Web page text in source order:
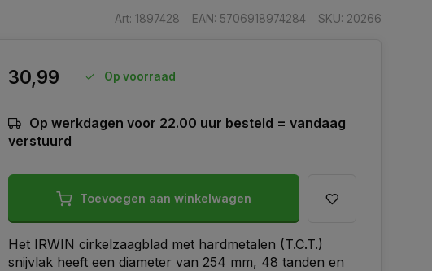
Art: 1897428 EAN: 5706918974284 SKU: 20266
30,99 Op voorraad
Op werkdagen voor 22.00 uur besteld = vandaag
verstuurd
Toevoegen aan winkelwagen
Het IRWIN cirkelzaagblad met hardmetalen (T.C.T.)
snijvlak heeft een diameter van 254 mm, 48 tanden en